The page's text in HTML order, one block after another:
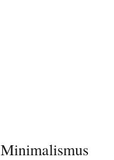
Minimalismus